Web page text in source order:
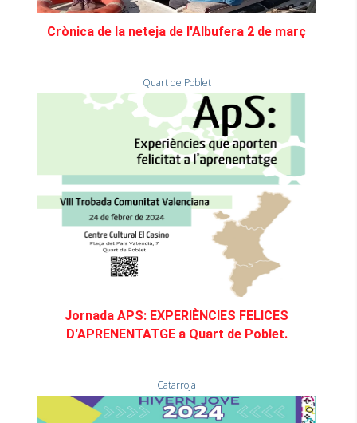
Crònica de la neteja de l'Albufera 2 de març
Quart de Poblet
Jornada APS: EXPERIÈNCIES FELICES
D'APRENENTATGE a Quart de Poblet.
Catarroja